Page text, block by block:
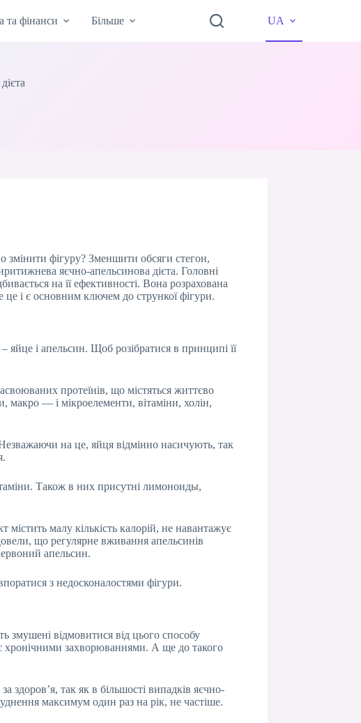
та фінанси Більше UA
змінити фігуру? Зменшити обсяги стегон,
яєчно-апельсинова дієта. Головні
на її ефективності. Вона розрахована
і є основним ключем до стрункої фігури.
яйце і апельсин. Щоб розібратися в принципі її
протеїнів, що містяться життєво
макро — і мікроелементи, вітаміни, холін,
на це, яйця відмінно насичують, так
Також в них присутні лимоноиды,
малу кількість калорій, не навантажує
що регулярне вживання апельсинів
апельсин.
з недосконалостями фігури.
змушені відмовитися від цього способу
хронічними захворюваннями. А ще до такого
так як в більшості випадків яєчно-
максимум один раз на рік, не частіше.